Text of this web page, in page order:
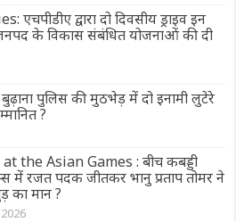
द्वारा दो दिवसीय ड्राइव इन
के विकास संबंधित योजनाओं की दी
पुलिस की मुठभेड़ में दो इनामी लुटेरे
?
the Asian Games : बीच कबड्डी
में रजत पदक जीतकर भानु प्रताप तोमर ने
का मान ?